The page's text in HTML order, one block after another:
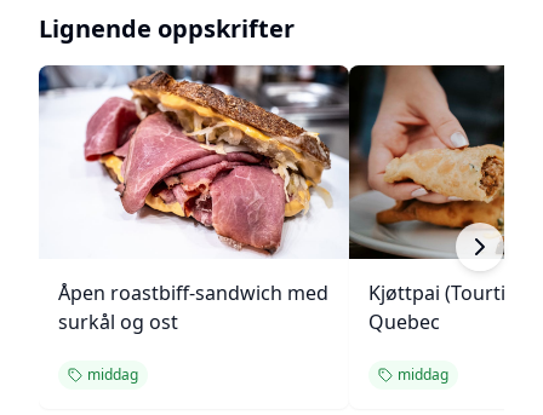
Lignende oppskrifter
Åpen roastbiff-sandwich med
surkål og ost
middag
Kjøttpai
Quebec
middag